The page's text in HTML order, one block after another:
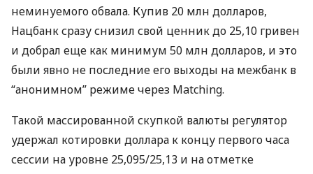
неминуемого обвала. Купив 20 млн долларов,
Нацбанк сразу снизил свой ценник до 25,10 гривен
и добрал еще как минимум 50 млн долларов, и это
были явно не последние его выходы на межбанк в
“анонимном” режиме через Matching.
Такой массированной скупкой валюты регулятор
удержал котировки доллара к концу первого часа
сессии на уровне 25,095/25,13 и на отметке